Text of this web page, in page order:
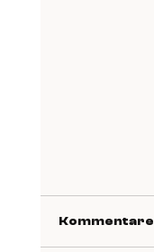
Kommentare